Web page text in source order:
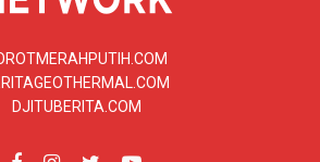
DJITUBERITA.COM